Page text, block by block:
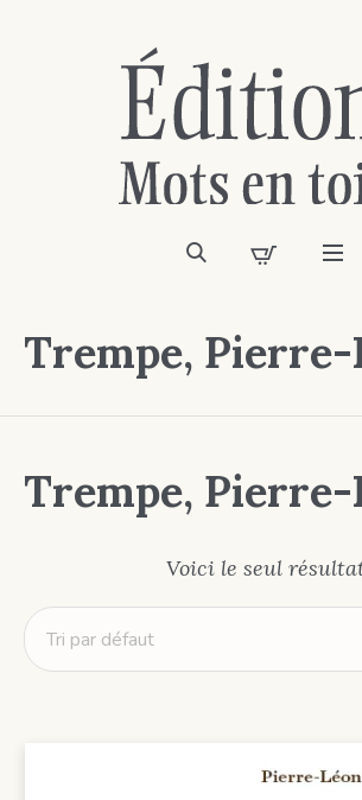
Trempe, Pierre-
Trempe, Pierre-
Voici le seul